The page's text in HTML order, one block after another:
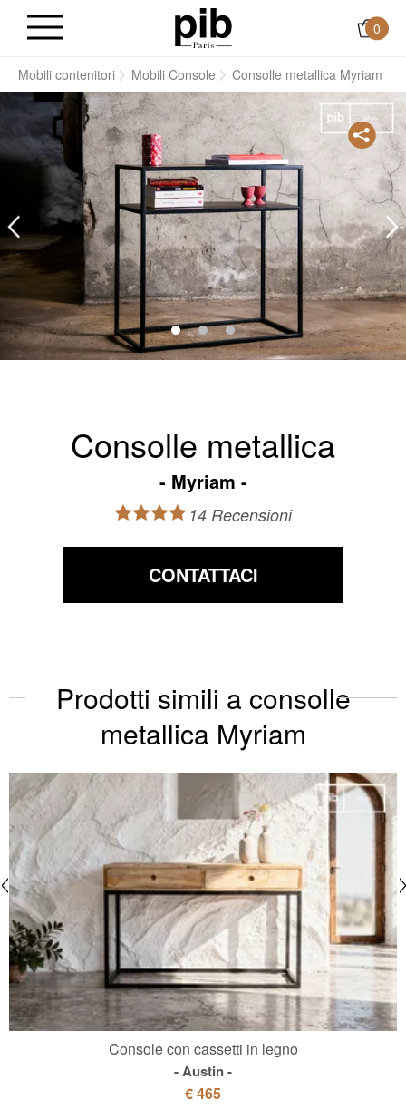
0
Mobili contenitori Mobili Console Consolle metallica Myriam
Consolle metallica
Myriam
14 Recensioni
CONTATTACI
Prodotti simili a consolle
metallica Myriam
Console con cassetti in legno
Austin
€ 465